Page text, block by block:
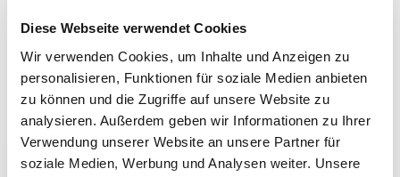
Diese Webseite verwendet Cookies
Wir verwenden Cookies, um Inhalte und Anzeigen zu
personalisieren, Funktionen für soziale Medien anbieten
zu können und die Zugriffe auf unsere Website zu
analysieren. Außerdem geben wir Informationen zu Ihrer
Verwendung unserer Website an unsere Partner für
soziale Medien, Werbung und Analysen weiter. Unsere